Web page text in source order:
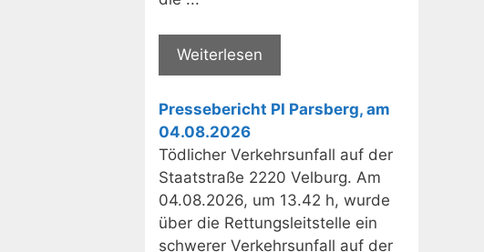
Weiterlesen
Pressebericht PI Parsberg, am
04.08.2026
Tödlicher Verkehrsunfall auf der
Staatstraße 2220 Velburg. Am
04.08.2026, um 13.42 h, wurde
über die Rettungsleitstelle ein
schwerer Verkehrsunfall auf der